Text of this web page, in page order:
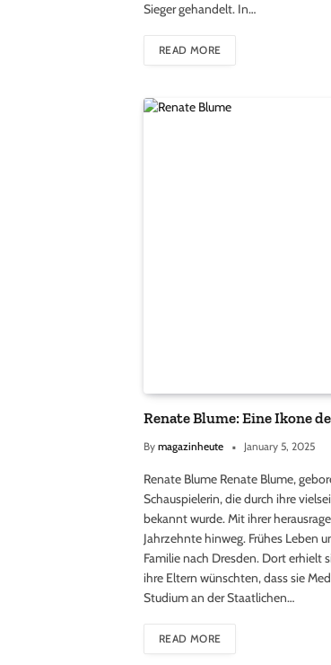
Sieger gehandelt. In…
READ MORE
Renate Blume: Eine Ikone
By magazinheute January 5, 2025
Renate Blume Renate Blume,
Schauspielerin, die durch ihre
bekannt wurde. Mit ihrer
Jahrzehnte hinweg. Frühes Leben
Familie nach Dresden. Dort erhielt
ihre Eltern wünschten, dass sie
Studium an der Staatlichen…
READ MORE